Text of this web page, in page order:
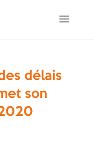
délais
son